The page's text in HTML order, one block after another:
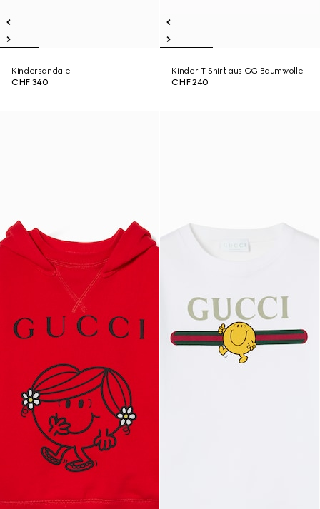
Kindersandale
CHF 340
Kinder-T-Shirt aus GG Baumwolle
CHF 240